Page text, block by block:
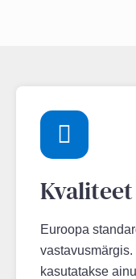
Kvaliteet
Euroopa
kasutatakse